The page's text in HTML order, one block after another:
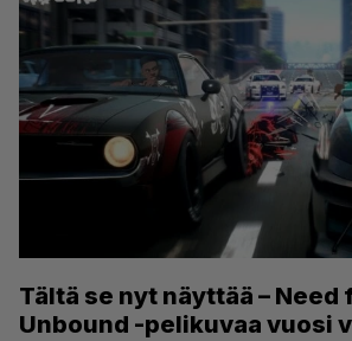
Tältä se nyt näyttää – Need
Unbound -pelikuvaa vuosi